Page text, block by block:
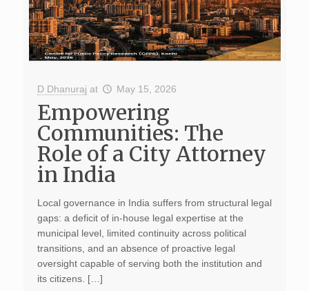
D Dhanuraj at May 15, 2026
Empowering
Communities: The
Role of a City Attorney
in India
Local governance in India suffers from structural legal
gaps: a deficit of in-house legal expertise at the
municipal level, limited continuity across political
transitions, and an absence of proactive legal
oversight capable of serving both the institution and
its citizens. […]